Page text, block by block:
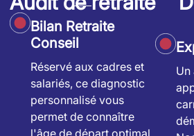
Bilan Retraite
Conseil
Réservé aux cadres et
salariés, ce diagnostic
personnalisé vous
permet de connaître
Un